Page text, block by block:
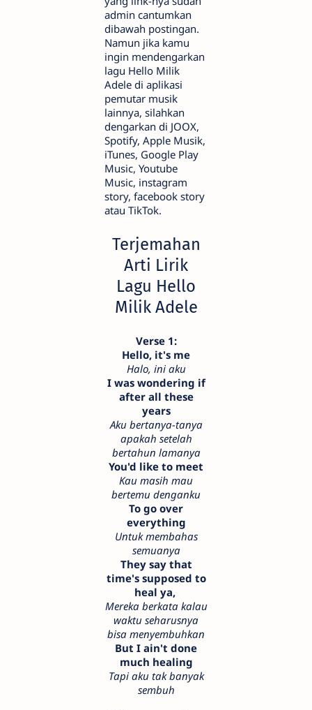
admin cantumkan
dibawah postingan.
Namun jika kamu
ingin mendengarkan
lagu Hello Milik
Adele di aplikasi
pemutar musik
lainnya, silahkan
dengarkan di JOOX,
Spotify, Apple Musik,
iTunes, Google Play
Music, Youtube
Music, instagram
story, facebook story
atau TikTok.
Terjemahan
Arti Lirik
Lagu Hello
Milik Adele
Verse 1:
Hello, it's me
Halo, ini aku
I was wondering if
after all these
years
Aku bertanya-tanya
apakah setelah
bertahun lamanya
You'd like to meet
Kau masih mau
bertemu denganku
To go over
everything
Untuk membahas
semuanya
They say that
time's supposed to
heal ya,
Mereka berkata kalau
waktu seharusnya
bisa menyembuhkan
But I ain't done
much healing
Tapi aku tak banyak
sembuh